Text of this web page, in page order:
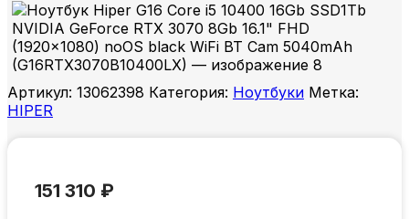
Артикул: 13062398 Категория: Ноутбуки Метка:
HIPER
151 310 ₽